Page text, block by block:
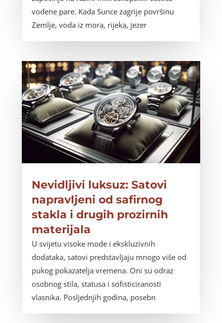
vodene pare. Kada Sunce zagrije površinu
Zemlje, voda iz mora, rijeka, jezer
Nevidljivi luksuz: Satovi
napravljeni od safirnog
stakla i drugih prozirnih
materijala
U svijetu visoke mode i ekskluzivnih
dodataka, satovi predstavljaju mnogo više od
pukog pokazatelja vremena. Oni su odraz
osobnog stila, statusa i sofisticiranosti
vlasnika. Posljednjih godina, posebn